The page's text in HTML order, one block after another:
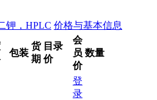
钾，HPLC 价格与基本信息
包装
货
期
目录
价
会
员
价
数量
登
录